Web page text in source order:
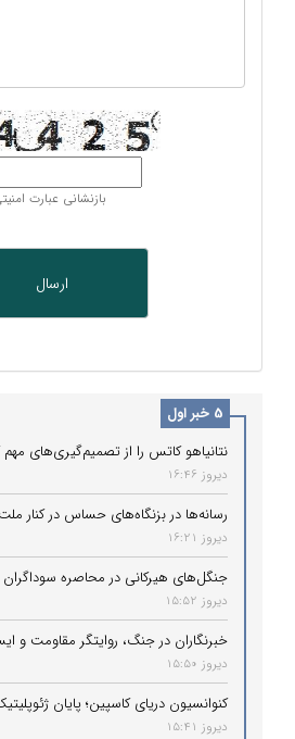
بازنشانی عبارت
5 خبر اول
نتانیاهو کاتس را از تصمیم‌گیری‌های
دیروز 16:46
رسانه‌ها در بزنگاه‌های حساس در کنار ملت
دیروز 16:21
جنگل‌های هیرکانی در محاصره سوداگران
دیروز 15:52
خبرنگاران در جنگ، روایتگر مقاومت و
دیروز 15:50
کنوانسیون دریای کاسپین؛ پایان
دیروز 15:41